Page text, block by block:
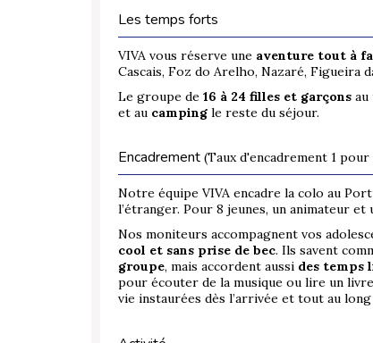
Les temps forts
VIVA vous réserve une aventure tout à
Cascais, Foz do Arelho, Nazaré, Figueira
Le groupe de 16 à 24 filles et garçons au
et au camping le reste du séjour.
Encadrement (Taux d'encadrement 1
Notre équipe VIVA encadre la colo au
l’étranger. Pour 8 jeunes, un animateur
Nos moniteurs accompagnent vos
cool et sans prise de bec. Ils savent
groupe, mais accordent aussi des temps
pour écouter de la musique ou lire un
vie instaurées dès l’arrivée et tout au long